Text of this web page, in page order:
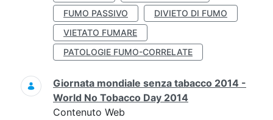
FUMO PASSIVO
DIVIETO DI FUMO
VIETATO FUMARE
PATOLOGIE FUMO-CORRELATE
Giornata mondiale senza tabacco 2014 -
World No Tobacco Day 2014
Contenuto Web